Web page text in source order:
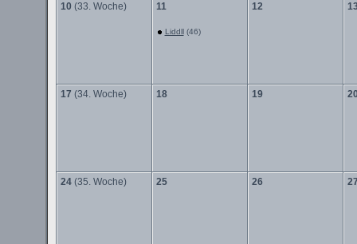
10 (33. Woche) 11
Liddll(46)
12
17 (34. Woche) 18 19
24(35. Woche) 25 26